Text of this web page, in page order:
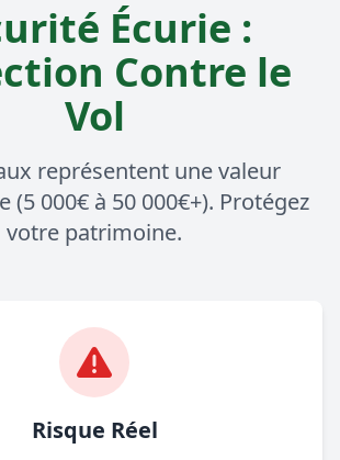
Écurie :
Contre le
Vol
représentent une valeur
(5 000€ à 50 000€+). Protégez
votre patrimoine.
Risque Réel